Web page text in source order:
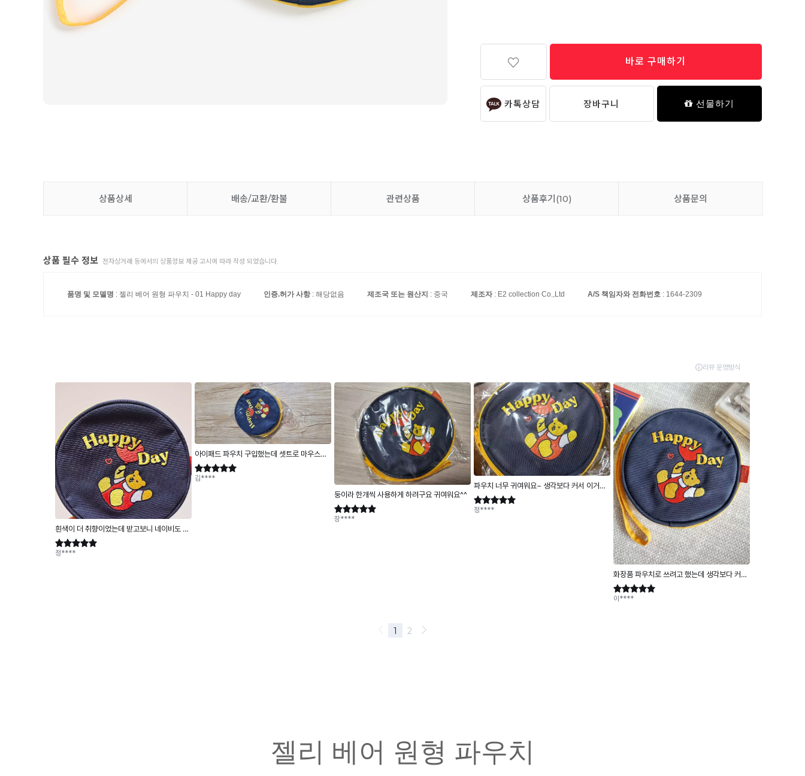
바로 구매하기
카톡상담 장바구니 선물하기
상품상세 배송/교환/환불 관련상품 상품후기(10) 상품문의
상품 필수 정보 전자상거래 등에서의 상품정보 제공 고시에 따라 작성 되었습니다.
품명 및 모델명 : 젤리 베어 원형 파우치 - 01 Happy day 인증.허가 사항: 해당없음 제조국 또는 원산지 : 중국 제조자: E2 collection Co.,Ltd A/S 책임자와 전화번호 : 1644-2309
젤리 베어 원형 파우치